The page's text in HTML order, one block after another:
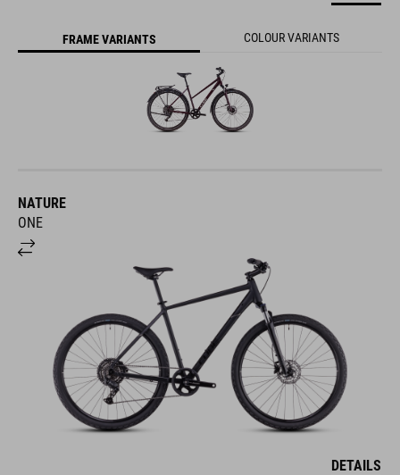
FRAME VARIANTS COLOUR VARIANTS
NATURE
ONE
DETAILS